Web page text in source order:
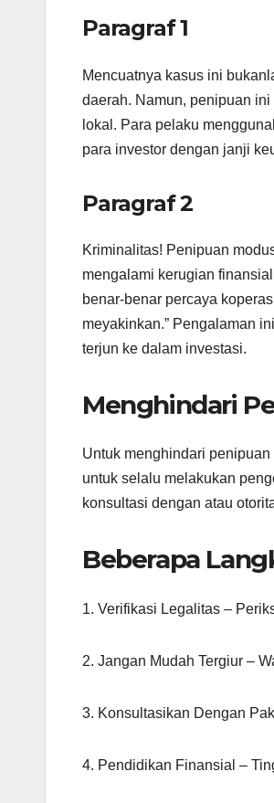
Paragraf 1
Mencuatnya kasus ini
daerah. Namun, penipuan
lokal. Para pelaku
para investor dengan janji
Paragraf 2
Kriminalitas! Penipuan
mengalami kerugian
benar-benar percaya
meyakinkan.” Pengalaman
terjun ke dalam investasi.
Menghindari
Untuk menghindari
untuk selalu melakukan
konsultasi dengan atau
Beberapa
1. Verifikasi Legalitas –
2. Jangan Mudah Tergiur –
3. Konsultasikan Dengan
4. Pendidikan Finansial –